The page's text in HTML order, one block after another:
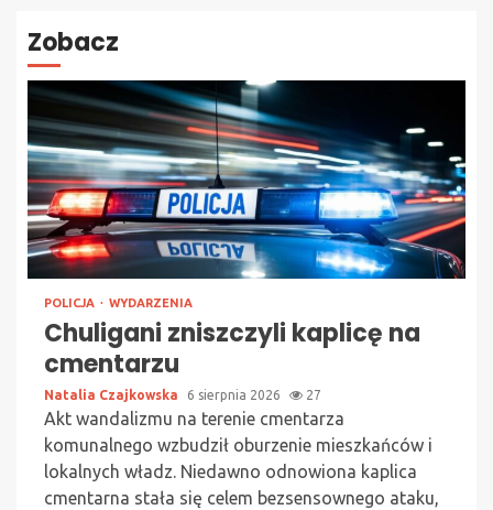
Zobacz
POLICJA WYDARZENIA
Chuligani zniszczyli kaplicę na
cmentarzu
Natalia Czajkowska 6 sierpnia 2026 27
Akt wandalizmu na terenie cmentarza
komunalnego wzbudził oburzenie mieszkańców i
lokalnych władz. Niedawno odnowiona kaplica
cmentarna stała się celem bezsensownego ataku,